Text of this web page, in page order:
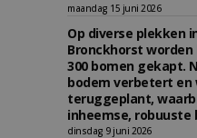
maandag 15 juni 2026
Op diverse plekken
Bronckhorst worden
300 bomen gekapt.
bodem verbetert en
teruggeplant,
inheemse, robuuste
dinsdag 9 juni 2026